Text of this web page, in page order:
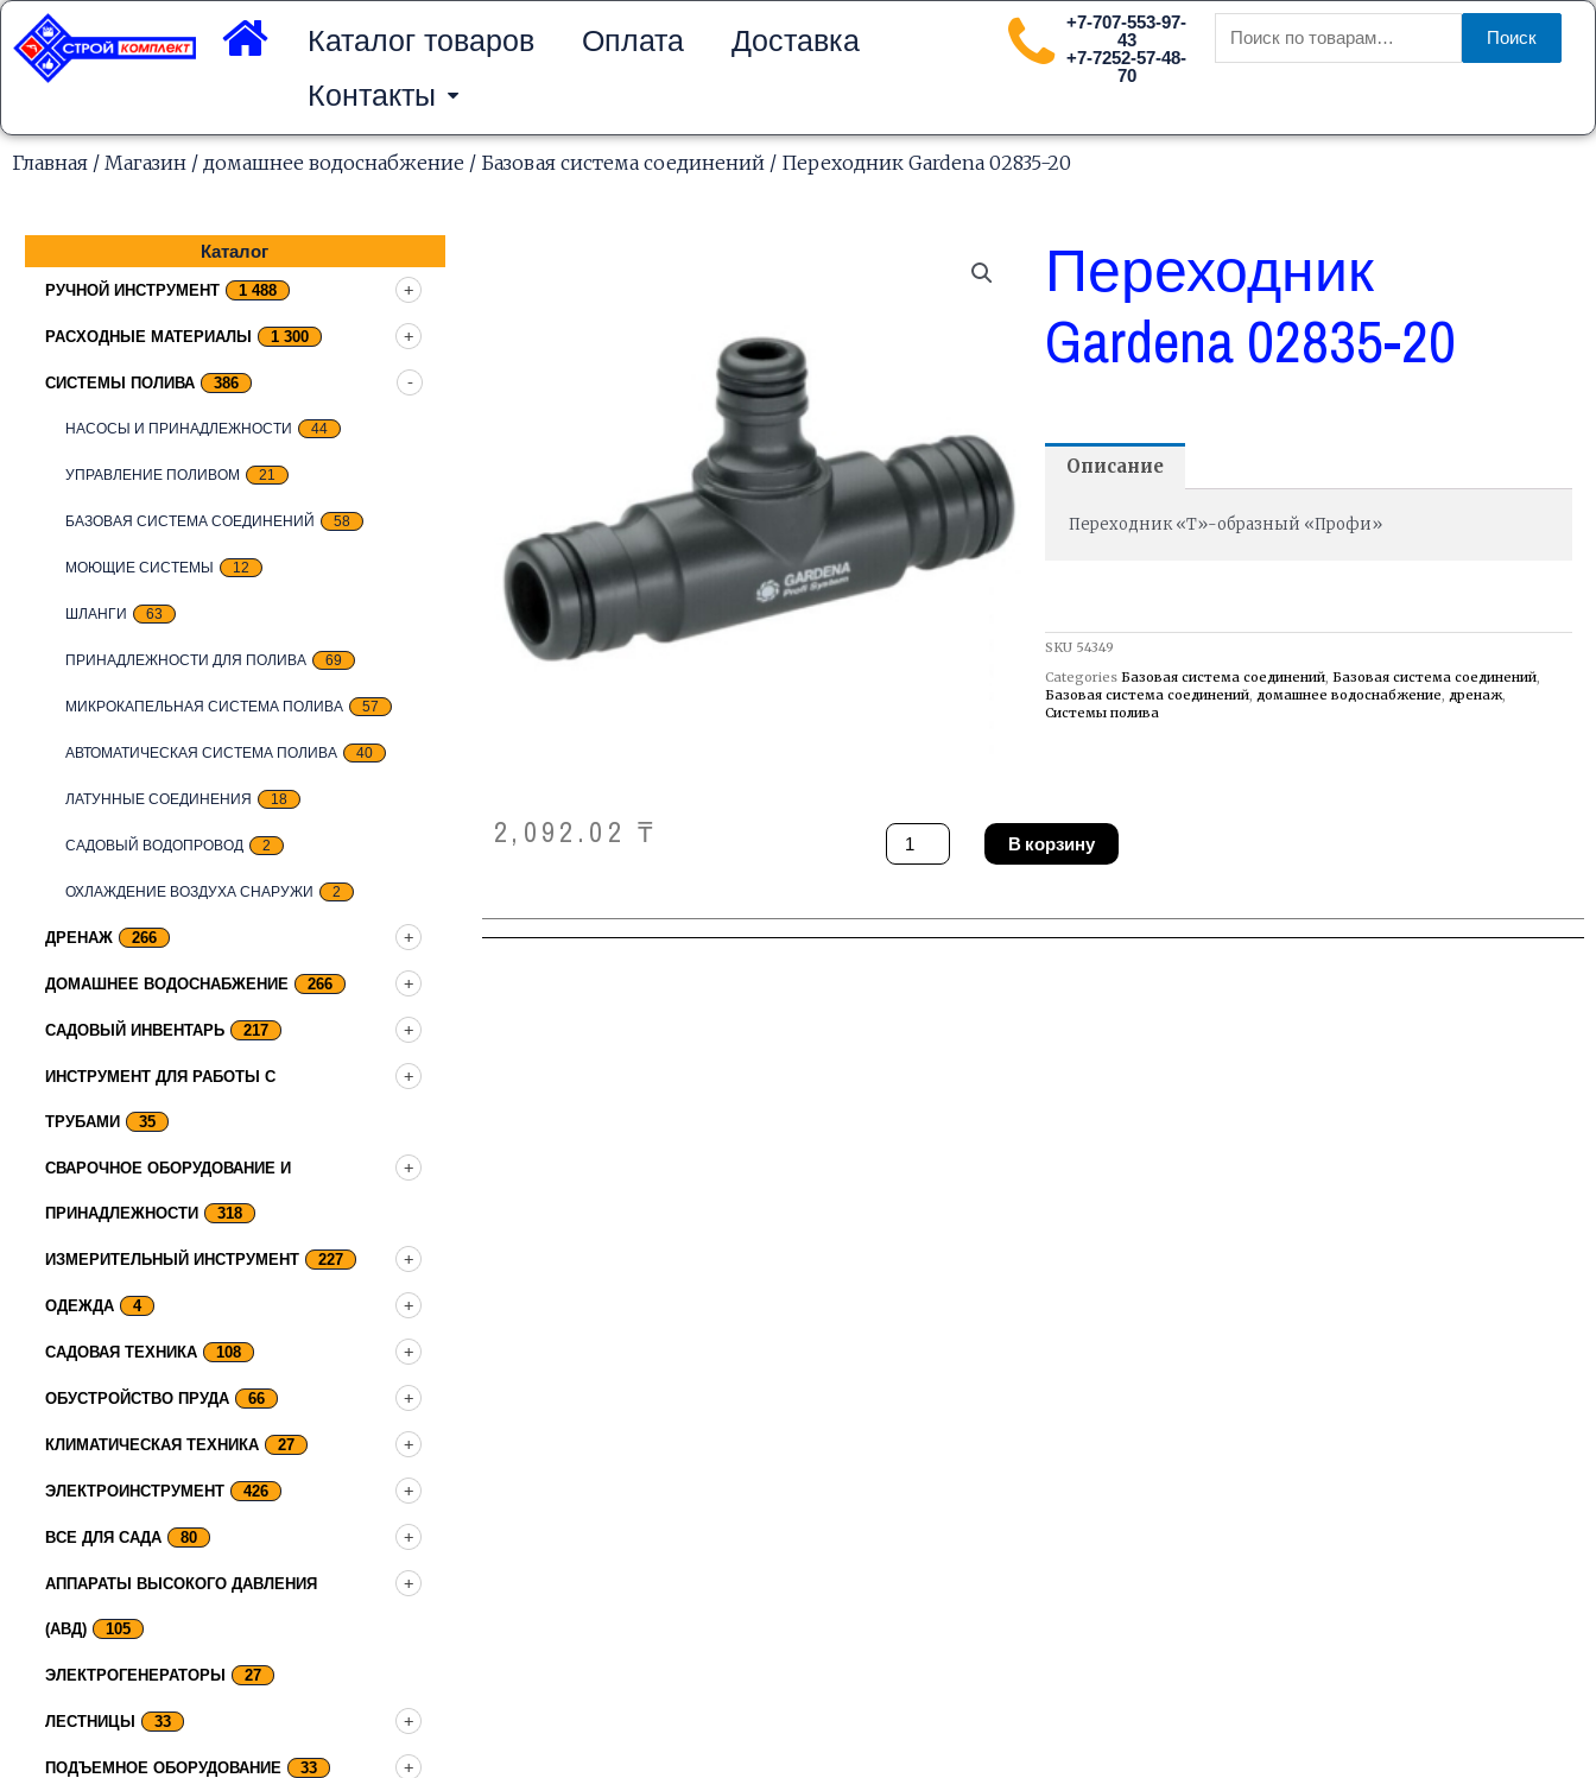
Перейти
содержимому
Каталог товаров Оплата
Доставка
Контакты
+7-707-553-97-
43
+7-7252-57-48-
70
Искать:
Поиск
Главная / Магазин / домашнее водоснабжение / Базовая система соединений / Переходник Gardena 02835-20
Каталог
РУЧНОЙ ИНСТРУМЕНТ 1 488
РАСХОДНЫЕ МАТЕРИАЛЫ 1 300
СИСТЕМЫ ПОЛИВА 386
НАСОСЫ И ПРИНАДЛЕЖНОСТИ 44
УПРАВЛЕНИЕ ПОЛИВОМ 21
БАЗОВАЯ СИСТЕМА СОЕДИНЕНИЙ 58
МОЮЩИЕ СИСТЕМЫ 12
ШЛАНГИ 63
ПРИНАДЛЕЖНОСТИ ДЛЯ ПОЛИВА 69
МИКРОКАПЕЛЬНАЯ СИСТЕМА ПОЛИВА 57
АВТОМАТИЧЕСКАЯ СИСТЕМА ПОЛИВА 40
ЛАТУННЫЕ СОЕДИНЕНИЯ 18
САДОВЫЙ ВОДОПРОВОД 2
ОХЛАЖДЕНИЕ ВОЗДУХА СНАРУЖИ 2
ДРЕНАЖ 266
ДОМАШНЕЕ ВОДОСНАБЖЕНИЕ 266
САДОВЫЙ ИНВЕНТАРЬ 217
ИНСТРУМЕНТ ДЛЯ РАБОТЫ С
ТРУБАМИ 35
СВАРОЧНОЕ ОБОРУДОВАНИЕ И
ПРИНАДЛЕЖНОСТИ 318
ИЗМЕРИТЕЛЬНЫЙ ИНСТРУМЕНТ 227
ОДЕЖДА 4
САДОВАЯ ТЕХНИКА 108
ОБУСТРОЙСТВО ПРУДА 66
КЛИМАТИЧЕСКАЯ ТЕХНИКА 27
ЭЛЕКТРОИНСТРУМЕНТ 426
ВСЕ ДЛЯ САДА 80
АППАРАТЫ ВЫСОКОГО ДАВЛЕНИЯ
(АВД) 105
ЭЛЕКТРОГЕНЕРАТОРЫ 27
ЛЕСТНИЦЫ 33
ПОДЪЕМНОЕ ОБОРУДОВАНИЕ 33
Переходник
Gardena 02835-20
Описание
Переходник «Т»-образный «Профи»
SKU 54349
Categories Базовая система соединений, Базовая система соединений,
Базовая система соединений, домашнее водоснабжение, дренаж,
Системы полива
2,092.02₸
Количество
товара
Переходник
20
В корзину